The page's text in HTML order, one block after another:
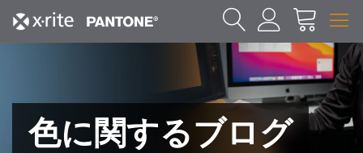
色に関するブログ